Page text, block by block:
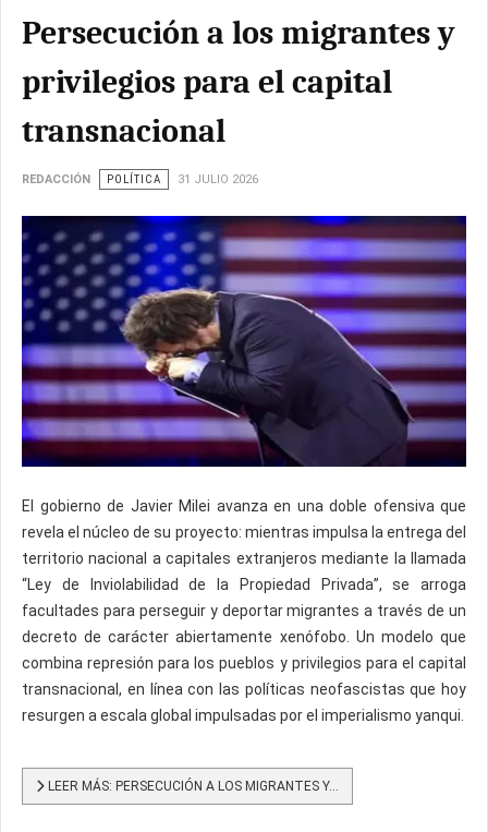
Persecución a los migrantes y
privilegios para el capital
transnacional
REDACCIÓN POLÍTICA 31 JULIO 2026
El gobierno de Javier Milei avanza en una doble ofensiva que
revela el núcleo de su proyecto: mientras impulsa la entrega del
territorio nacional a capitales extranjeros mediante la llamada
“Ley de Inviolabilidad de la Propiedad Privada”, se arroga
facultades para perseguir y deportar migrantes a través de un
decreto de carácter abiertamente xenófobo. Un modelo que
combina represión para los pueblos y privilegios para el capital
transnacional, en línea con las políticas neofascistas que hoy
resurgen a escala global impulsadas por el imperialismo yanqui.
LEER MÁS: PERSECUCIÓN A LOS MIGRANTES Y...